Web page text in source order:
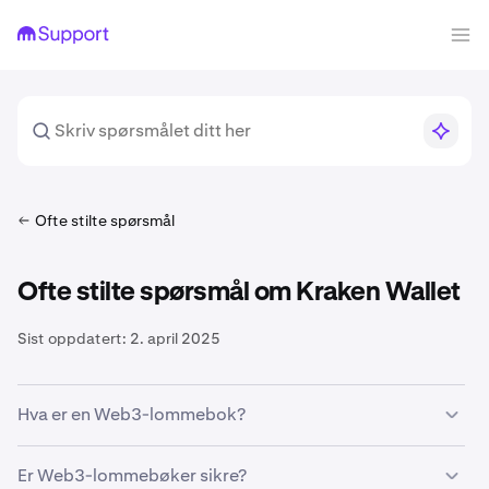
Ofte stilte spørsmål
Ofte stilte spørsmål om Kraken Wallet
Sist oppdatert: 2. april 2025
Hva er en Web3-lommebok?
En Web3-lommebok er en selvforvaltende digital
Er Web3-lommebøker sikre?